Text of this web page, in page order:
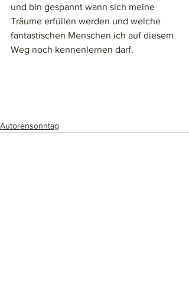
und bin gespannt wann sich meine
Träume erfüllen werden und welche
fantastischen Menschen ich auf diesem
Weg noch kennenlernen darf.
Autorensonntag